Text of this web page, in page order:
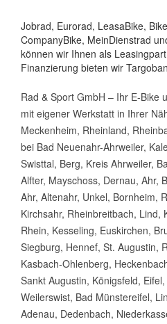
Jobrad, Eurorad, LeasaBike,
CompanyBike, MeinDienstrad
können wir Ihnen als
Finanzierung bieten wir
Rad & Sport GmbH – Ihr E-Bike
mit eigener Werkstatt in Ihrer
Meckenheim, Rheinland,
bei Bad Neuenahr-Ahrweiler,
Swisttal, Berg, Kreis Ahrweiler,
Alfter, Mayschoss, Dernau, Ahr,
Ahr, Altenahr, Unkel, Bornheim,
Kirchsahr, Rheinbreitbach, Lind,
Rhein, Kesseling, Euskirchen,
Siegburg, Hennef, St. Augustin,
Kasbach-Ohlenberg,
Sankt Augustin, Königsfeld,
Weilerswist, Bad Münstereifel,
Adenau, Dedenbach,